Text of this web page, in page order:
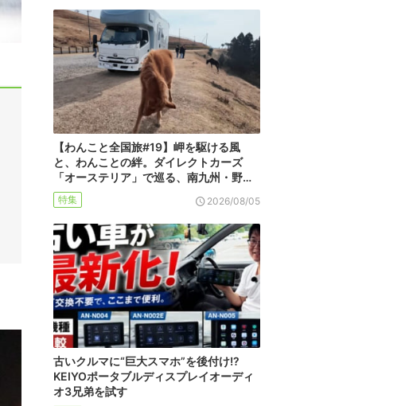
【わんこと全国旅#19】岬を駆ける風
と、わんことの絆。ダイレクトカーズ
「オーステリア」で巡る、南九州・野…
特集 2026/08/05
古いクルマに“巨大スマホ”を後付け!?
KEIYOポータブルディスプレイオーディ
オ3兄弟を試す